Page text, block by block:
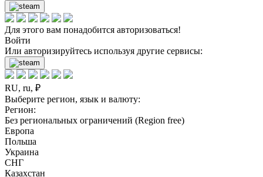
Для этого вам понадобится авторизоваться!
Войти
Или авторизируйтесь используя другие сервисы:
RU, ru, ₽
Выберите регион, язык и валюту:
Регион:
Без региональных ограничений (Region free)
Европа
Польша
Украина
СНГ
Казахстан